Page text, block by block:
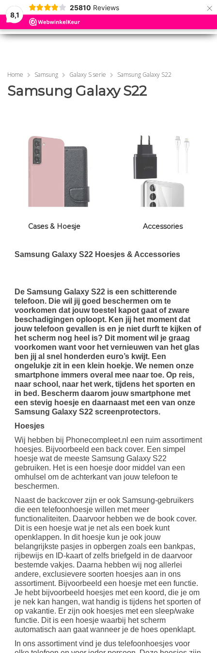
8,1
25810 Reviews ×
MENU
MENU
Home Samsung Galaxy S serie Samsung Galaxy S22
Samsung Galaxy S22
Cases & Hoesje Accessories
Samsung Galaxy S22 Hoesjes & Accessories
De Samsung Galaxy S22 is een schitterende
telefoon. Die wil jij goed beschermen om te
voorkomen dat jouw toestel kapot gaat of zware
beschadigingen oploopt. Ken jij het moment dat
jouw telefoon gevallen is en je niet durft te kijken of
het scherm nog heel is? Dit moment wil je graag
voorkomen want voor het vernieuwen van het glas
ben jij al snel honderden euro’s kwijt. Een
ongelukje zit in een klein hoekje. We nemen onze
smartphone immers overal mee naar toe. Op reis,
naar school, naar het werk, tijdens het sporten en
in bed. Bescherm daarom jouw smartphone met
een stevig hoesje en daarnaast met een van onze
Samsung Galaxy S22 screenprotectors.
Hoesjes
Wij hebben bij Phonecompleet.nl een ruim assortiment
hoesjes. Bijvoorbeeld een back cover. Een simpel
hoesje wat de meeste Samsung Galaxy S22
gebruiken. Het is een hoesje door middel van een
omhulsel om de achterkant van jouw telefoon te
beschermen.
Naast de backcover zijn er ook Samsung-gebruikers
die een telefoonhoesje willen met meer
functionaliteiten. Daarvoor hebben we de book cover.
Dit is een hoesje wat je net als een boek kunt
openklappen. In dit hoesje kun je ook jouw
belangrijkste pasjes in opbergen zoals een bankpas,
rijbewijs en ID-kaart of zelfs briefgeld in de daarvoor
bestemde vakjes. Daarna hebben wij nog allerlei
andere, exclusievere soorten hoesjes aan in ons
assortiment. Bijvoorbeeld een hoesje met een functie.
Je hebt bijvoorbeeld hoesjes met een koord, die je om
je nek kan hangen, wat handig is tijdens het sporten of
op vakantie. Er zijn ook hoesjes met een sleep/wake
functie. Dit is een hoesje waarbij het scherm
automatisch aan gaat wanneer je de hoes openklapt.
In ons assortiment vind je dus telefoonhoesjes voor